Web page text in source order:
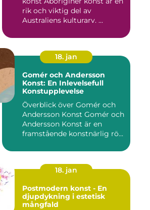
rik och viktig del av
Australiens kulturarv. ...
18. jan
Gomér och Andersson
Konst: En Inlevelsefull
Konstupplevelse
Överblick över Gomér och
Andersson Konst Gomér och
Andersson Konst är en
framstående konstnärlig rö...
18. jan
Postmodern konst - En
djupdykning i estetisk
mångfald